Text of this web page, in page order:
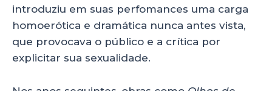
introduziu em suas perfomances uma carga
homoerótica e dramática nunca antes vista,
que provocava o público e a crítica por
explicitar sua sexualidade.